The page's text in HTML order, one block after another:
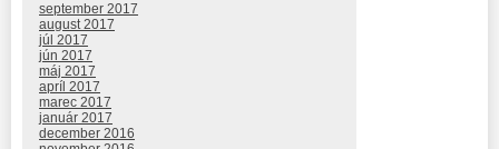
september 2017
august 2017
júl 2017
jún 2017
máj 2017
apríl 2017
marec 2017
január 2017
december 2016